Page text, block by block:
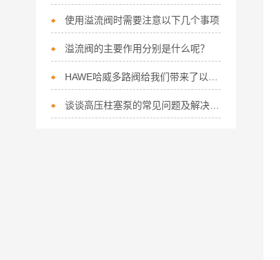
使用溢流阀时需要注意以下几个事项
溢流阀的主要作用分别是什么呢？
谈谈高压柱塞泵的常见问题及解决方法